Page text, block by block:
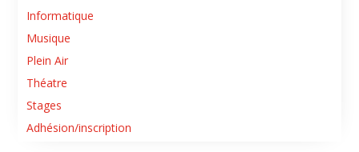
Informatique
Musique
Plein Air
Théatre
Stages
Adhésion/inscription